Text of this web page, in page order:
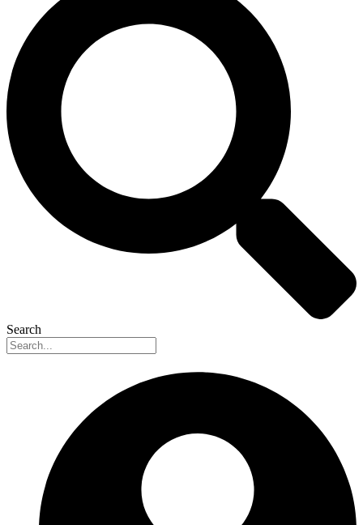
Search